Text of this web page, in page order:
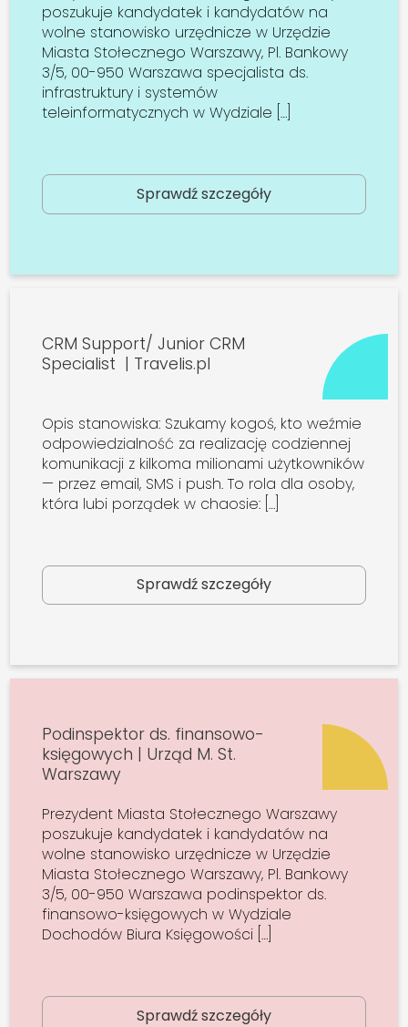
poszukuje kandydatek i kandydatów na
wolne stanowisko urzędnicze w Urzędzie
Miasta Stołecznego Warszawy, Pl. Bankowy
3/5, 00-950 Warszawa specjalista ds.
infrastruktury i systemów
teleinformatycznych w Wydziale […]
Sprawdź szczegóły
CRM Support/ Junior CRM
Specialist | Travelis.pl
Opis stanowiska: Szukamy kogoś, kto weźmie
odpowiedzialność za realizację codziennej
komunikacji z kilkoma milionami użytkowników
— przez email, SMS i push. To rola dla osoby,
która lubi porządek w chaosie: […]
Sprawdź szczegóły
Podinspektor ds. finansowo-
księgowych | Urząd M. St.
Warszawy
Prezydent Miasta Stołecznego Warszawy
poszukuje kandydatek i kandydatów na
wolne stanowisko urzędnicze w Urzędzie
Miasta Stołecznego Warszawy, Pl. Bankowy
3/5, 00-950 Warszawa podinspektor ds.
finansowo-księgowych w Wydziale
Dochodów Biura Księgowości […]
Sprawdź szczegóły